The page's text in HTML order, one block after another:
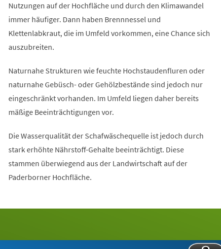
Nutzungen auf der Hochfläche und durch den Klimawandel
immer häufiger. Dann haben Brennnessel und
Klettenlabkraut, die im Umfeld vorkommen, eine Chance sich
auszubreiten.
Naturnahe Strukturen wie feuchte Hochstaudenfluren oder
naturnahe Gebüsch- oder Gehölzbestände sind jedoch nur
eingeschränkt vorhanden. Im Umfeld liegen daher bereits
mäßige Beeinträchtigungen vor.
Die Wasserqualität der Schafwäschequelle ist jedoch durch
stark erhöhte Nährstoff-Gehalte beeinträchtigt. Diese
stammen überwiegend aus der Landwirtschaft auf der
Paderborner Hochfläche.